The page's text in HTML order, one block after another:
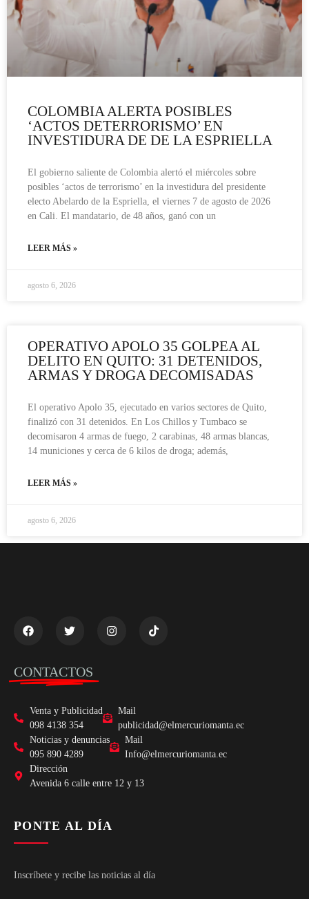
COLOMBIA ALERTA POSIBLES
‘ACTOS DETERRORISMO’ EN
INVESTIDURA DE DE LA ESPRIELLA
El gobierno saliente de Colombia alertó el miércoles sobre
posibles ‘actos de terrorismo’ en la investidura del presidente
electo Abelardo de la Espriella, el viernes 7 de agosto de 2026
en Cali. El mandatario, de 48 años, ganó con un
LEER MÁS »
agosto 6, 2026
OPERATIVO APOLO 35 GOLPEA AL
DELITO EN QUITO: 31 DETENIDOS,
ARMAS Y DROGA DECOMISADAS
El operativo Apolo 35, ejecutado en varios sectores de Quito,
finalizó con 31 detenidos. En Los Chillos y Tumbaco se
decomisaron 4 armas de fuego, 2 carabinas, 48 armas blancas,
14 municiones y cerca de 6 kilos de droga; además,
LEER MÁS »
agosto 6, 2026
CONTACTOS
Venta y Publicidad
098 4138 354
Mail
publicidad@elmercuriomanta.ec
Noticias y denuncias
095 890 4289
Mail
Info@elmercuriomanta.ec
Dirección
Avenida 6 calle entre 12 y 13
PONTE AL DÍA
Inscríbete y recibe las noticias al día